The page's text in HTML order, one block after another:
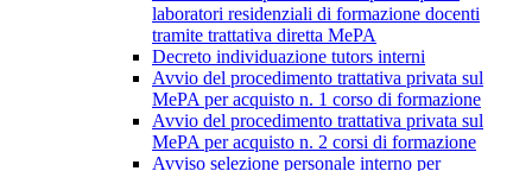
laboratori residenziali di formazione docenti
tramite trattativa diretta MePA
Decreto individuazione tutors interni
Avvio del procedimento trattativa privata sul
MePA per acquisto n. 1 corso di formazione
Avvio del procedimento trattativa privata sul
MePA per acquisto n. 2 corsi di formazione
Avviso selezione personale interno per